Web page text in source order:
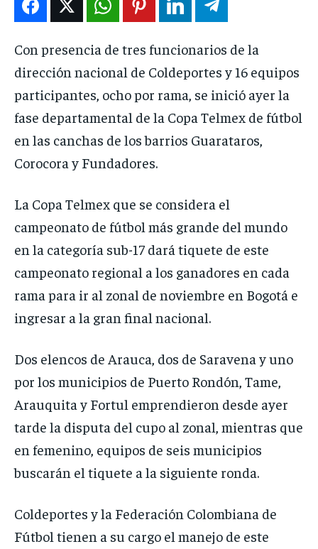
ENTRETENIMIENTO
EN VIVO
NOSOTROS
INSTITUCIONAL
PUATE CON NOSOTROS
ENTRETENIMIENTO
EN VIVO
NOSOTROS
INSTITUCIONAL
PUATE CON NOSOTROS
ENTRETENIMIENTO
NOSOTROS
INSTITUCIONAL
PUATE CON NOSOTROS
ENTRETENIMIENTO
NOSOTROS
INSTITUCIONAL
PUATE CON NOSOTROS
Con presencia de tres funcionarios de la
dirección nacional de Coldeportes y 16 equipos
participantes, ocho por rama, se inició ayer la
fase departamental de la Copa Telmex de fútbol
en las canchas de los barrios Guarataros,
Corocora y Fundadores.
La Copa Telmex que se considera el
campeonato de fútbol más grande del mundo
en la categoría sub-17 dará tiquete de este
campeonato regional a los ganadores en cada
rama para ir al zonal de noviembre en Bogotá e
ingresar a la gran final nacional.
Dos elencos de Arauca, dos de Saravena y uno
por los municipios de Puerto Rondón, Tame,
Arauquita y Fortul emprendieron desde ayer
tarde la disputa del cupo al zonal, mientras que
en femenino, equipos de seis municipios
buscarán el tiquete a la siguiente ronda.
Coldeportes y la Federación Colombiana de
Fútbol tienen a su cargo el manejo de este